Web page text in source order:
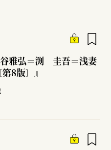
雅弘＝渕 圭吾＝浅妻
8版〕』